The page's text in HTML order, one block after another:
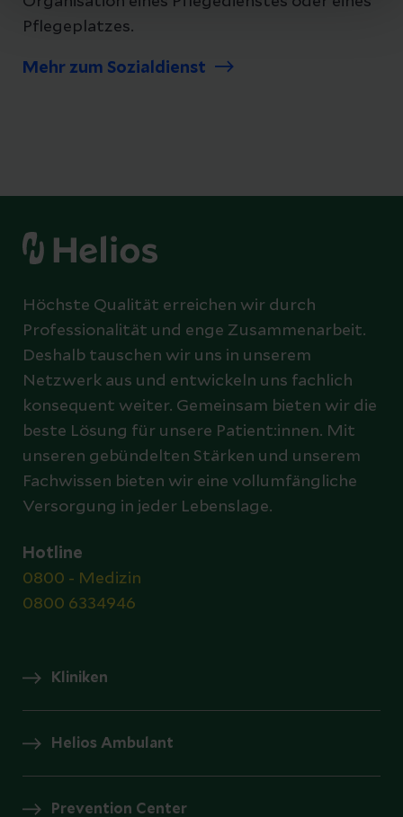
Pflegeplatzes.
Mehr zum Sozialdienst
Höchste Qualität erreichen wir durch
Professionalität und enge Zusammenarbeit.
Deshalb tauschen wir uns in unserem
Netzwerk aus und entwickeln uns fachlich
konsequent weiter. Gemeinsam bieten wir die
beste Lösung für unsere Patient:innen. Mit
unseren gebündelten Stärken und unserem
Fachwissen bieten wir eine vollumfängliche
Versorgung in jeder Lebenslage.
Hotline
0800 - Medizin
0800 6334946
Kliniken
Helios Ambulant
Prevention Center